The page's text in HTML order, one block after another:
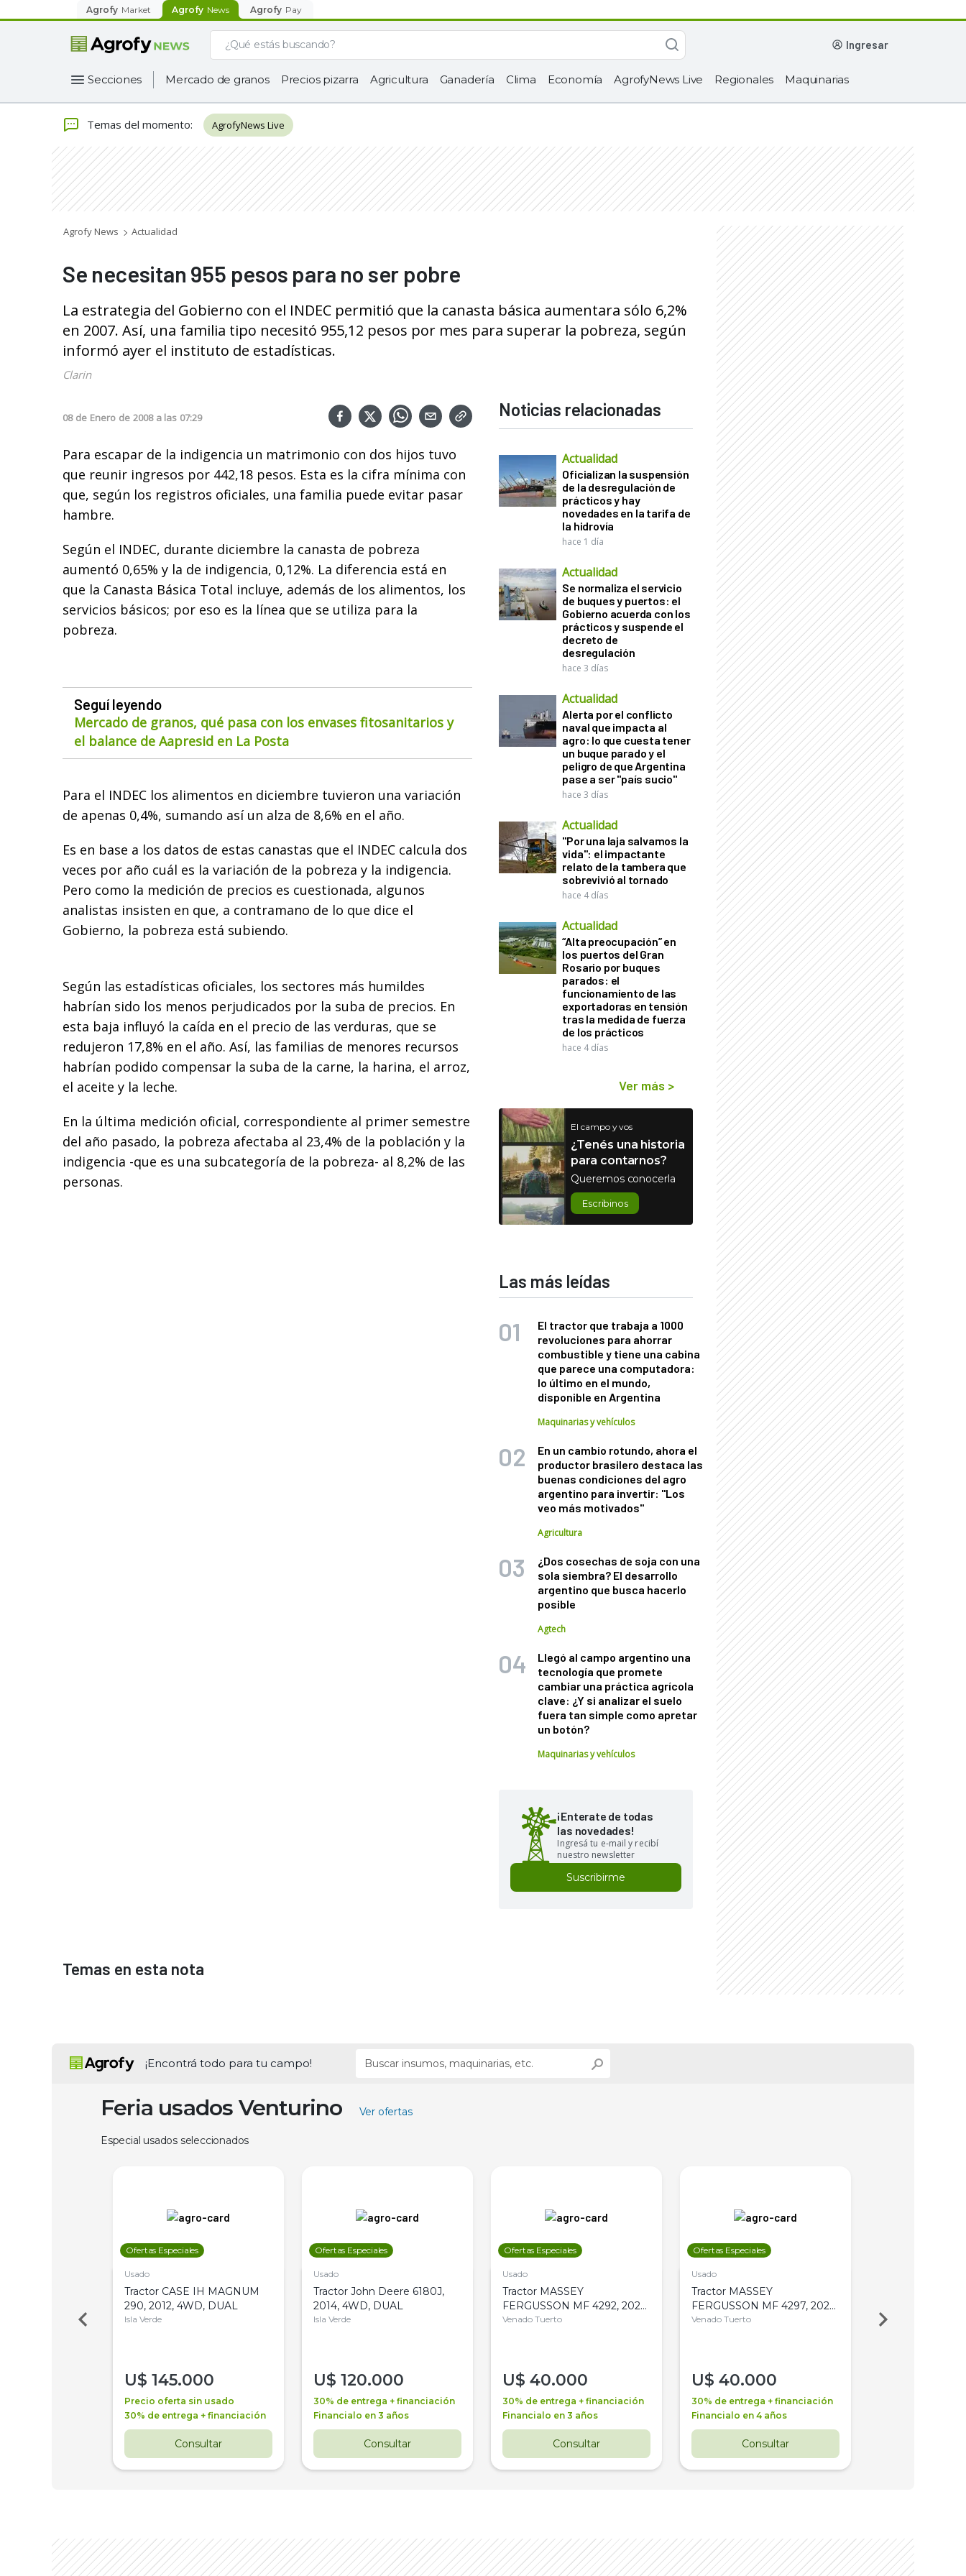
Agrofy Market Agrofy News Agrofy Pay
ingresar
Secciones Mercado de granos Precios pizarra Agricultura Ganadería Clima Economía AgrofyNews Live Regionales Maquinarias
Temas del momento: AgrofyNews Live
Agrofy News Actualidad
Se necesitan 955 pesos para no ser pobre
La estrategia del Gobierno con el INDEC permitió que la canasta básica aumentara sólo 6,2%
en 2007. Así, una familia tipo necesitó 955,12 pesos por mes para superar la pobreza, según
informó ayer el instituto de estadísticas.
Clarin
08 de Enero de 2008 a las 07:29
Para escapar de la indigencia un matrimonio con dos hijos tuvo
que reunir ingresos por 442,18 pesos. Esta es la cifra mínima con
que, según los registros oficiales, una familia puede evitar pasar
hambre.
Según el INDEC, durante diciembre la canasta de pobreza
aumentó 0,65% y la de indigencia, 0,12%. La diferencia está en
que la Canasta Básica Total incluye, además de los alimentos, los
servicios básicos; por eso es la línea que se utiliza para la
pobreza.
Seguí leyendo
Mercado de granos, qué pasa con los envases fitosanitarios y
el balance de Aapresid en La Posta
Para el INDEC los alimentos en diciembre tuvieron una variación
de apenas 0,4%, sumando así un alza de 8,6% en el año.
Es en base a los datos de estas canastas que el INDEC calcula dos
veces por año cuál es la variación de la pobreza y la indigencia.
Pero como la medición de precios es cuestionada, algunos
analistas insisten en que, a contramano de lo que dice el
Gobierno, la pobreza está subiendo.
Según las estadísticas oficiales, los sectores más humildes
habrían sido los menos perjudicados por la suba de precios. En
esta baja influyó la caída en el precio de las verduras, que se
redujeron 17,8% en el año. Así, las familias de menores recursos
habrían podido compensar la suba de la carne, la harina, el arroz,
el aceite y la leche.
En la última medición oficial, correspondiente al primer semestre
del año pasado, la pobreza afectaba al 23,4% de la población y la
indigencia -que es una subcategoría de la pobreza- al 8,2% de las
personas.
Noticias relacionadas
Actualidad
Oficializan la suspensión
de la desregulación de
prácticos y hay
novedades en la tarifa de
la hidrovía
hace 1 día
Actualidad
Se normaliza el servicio
de buques y puertos: el
Gobierno acuerda con los
prácticos y suspende el
decreto de
desregulación
hace 3 días
Actualidad
Alerta por el conflicto
naval que impacta al
agro: lo que cuesta tener
un buque parado y el
peligro de que Argentina
pase a ser "país sucio"
hace 3 días
Actualidad
"Por una laja salvamos la
vida": el impactante
relato de la tambera que
sobrevivió al tornado
hace 4 días
Actualidad
“Alta preocupación” en
los puertos del Gran
Rosario por buques
parados: el
funcionamiento de las
exportadoras en tensión
tras la medida de fuerza
de los prácticos
hace 4 días
Ver más >
El campo y vos
¿Tenés una historia
para contarnos?
Queremos conocerla
Escribinos
Las más leídas
El tractor que trabaja a 1000
revoluciones para ahorrar
combustible y tiene una cabina
que parece una computadora:
lo último en el mundo,
disponible en Argentina
Maquinarias y vehículos
En un cambio rotundo, ahora el
productor brasilero destaca las
buenas condiciones del agro
argentino para invertir: "Los
veo más motivados"
Agricultura
¿Dos cosechas de soja con una
sola siembra? El desarrollo
argentino que busca hacerlo
posible
Agtech
Llegó al campo argentino una
tecnología que promete
cambiar una práctica agrícola
clave: ¿Y si analizar el suelo
fuera tan simple como apretar
un botón?
Maquinarias y vehículos
¡Enterate de todas
las novedades!
Ingresá tu e-mail y recibí
nuestro newsletter
Suscribirme
Temas en esta nota
¡Encontrá todo para tu campo!
Feria usados Venturino Ver ofertas
Especial usados seleccionados
Ofertas Especiales
Usado
Tractor CASE IH MAGNUM
290, 2012, 4WD, DUAL
Isla Verde
U$ 145.000
Precio oferta sin usado
30% de entrega + financiación
Consultar
Ofertas Especiales
Usado
Tractor John Deere 6180J,
2014, 4WD, DUAL
Isla Verde
U$ 120.000
30% de entrega + financiación
Financialo en 3 años
Consultar
Ofertas Especiales
Usado
Tractor MASSEY
FERGUSSON MF 4292, 2020,
4WD, PATON
Venado Tuerto
U$ 40.000
30% de entrega + financiación
Financialo en 3 años
Consultar
Ofertas Especiales
Usado
Tractor MASSEY
FERGUSSON MF 4297, 2020,
4WD, PATON
Venado Tuerto
U$ 40.000
30% de entrega + financiación
Financialo en 4 años
Consultar
Venado Tuerto